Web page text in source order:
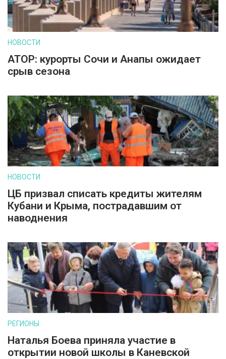
НОВОСТИ
АТОР: курорты Сочи и Анапы ожидает
срыв сезона
НОВОСТИ
ЦБ призвал списать кредиты жителям
Кубани и Крыма, пострадавшим от
наводнения
РЕГИОНЫ
Наталья Боева приняла участие в
открытии новой школы в Каневской